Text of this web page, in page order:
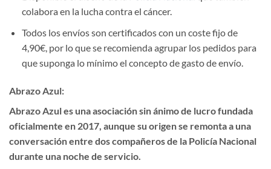
colabora en la lucha contra el cáncer.
Todos los envíos son certificados con un coste fijo de
4,90€, por lo que se recomienda agrupar los pedidos para
que suponga lo mínimo el concepto de gasto de envío.
Abrazo Azul:
Abrazo Azul es una asociación sin ánimo de lucro fundada
oficialmente en 2017, aunque su origen se remonta a una
conversación entre dos compañeros de la Policía Nacional
durante una noche de servicio.